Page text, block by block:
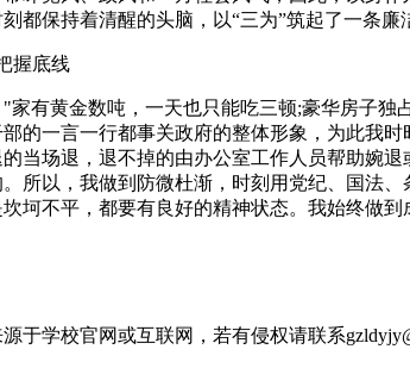
都保持着清醒的头脑，以“三为”筑起了一条廉
握底线
黄金数吨，一天也只能吃三顿;豪华房子独
的一言一行都事关政府的整体形象，为此我
当场退，退不掉的由办公室工作人员帮助婉
所以，我做到防微杜渐，时刻用党纪、国法
坷不平，都要有良好的精神状态。我始终做
于学校官网或互联网，若有侵权请联系